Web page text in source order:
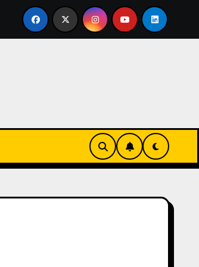
El primer tour de la India Chiquitina